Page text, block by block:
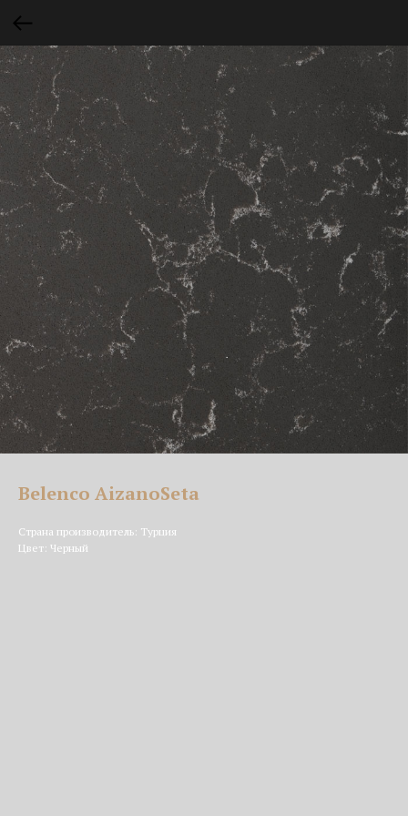
Belenco AizanoSeta
Страна производитель: Турция
Цвет: Черный